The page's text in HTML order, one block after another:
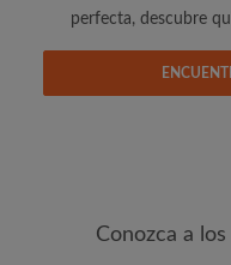
perfecta, descubre
Conozca a